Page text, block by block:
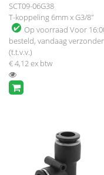
SCT09-06G38
T-koppeling 6mm x G3/8"
Op voorraad Voor
besteld, vandaag
(t.t.v.v.)
€ 4,12ex btw